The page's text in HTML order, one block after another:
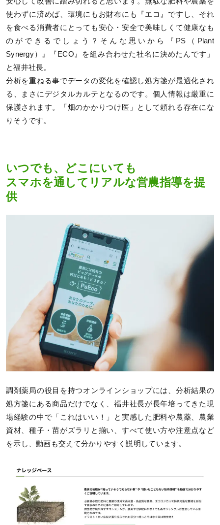
使わずに済めば、環境にもお財布にも『エコ』ですし、それ
を食べる消費者にとっても安心・安全で美味しくて健康なも
のができるでしょう？そんな思いから『PS（Plant
Synergy）』『ECO』を組み合わせた社名に決めたんです」
と福井社長。
分析を重ねる事でデータの変化を確認し処方箋が最適化され
る、まさにデジタルカルテとなるのです。個人情報は厳重に
保護されます。「畑のかかりつけ医」として頼れる存在にな
りそうです。
いつでも、どこにいても
スマホを通してリアルな営農指導を提
供
調剤薬局の役目を持つオンラインショップには、分析結果の
処方箋にある商品だけでなく、福井社長が長年培ってきた現
場経験の中で「これはいい！」と実感した肥料や農薬、農業
資材、種子・苗がズラリと揃い、すべて使い方や注意点など
を示し、動画も交えて分かりやすく説明しています。